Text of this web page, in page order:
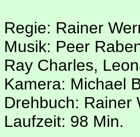
Regie: Rainer
Musik: Peer
Ray Charles,
Kamera: Michael
Drehbuch: Rainer
Laufzeit: 98 Min.